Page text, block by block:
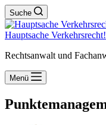
Suche
Hauptsache Verkehrsrecht!
Rechtsanwalt und
Menü